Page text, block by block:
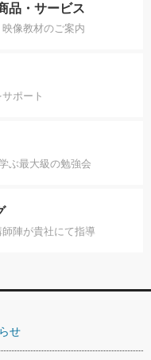
品・サービス
像教材のご案内
ポート
ぶ最大級の勉強会
陣が貴社にて指導
せ